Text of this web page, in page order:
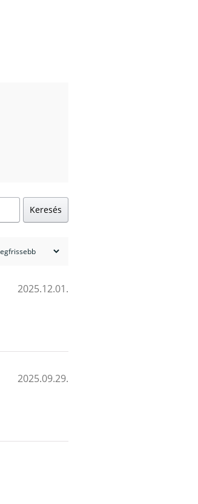
Keresés
2025.12.01.
2025.09.29.